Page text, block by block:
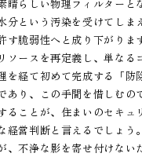
晴らしい物理フィルターと
分という汚染を受けてしま
す脆弱性へと成り下がりま
ソースを再定義し、単なる
を経て初めて完成する「防
あり、この手間を惜しむの
ることが、住まいのセキュ
経営判断と言えるでしょう
、不浄な影を寄せ付けない